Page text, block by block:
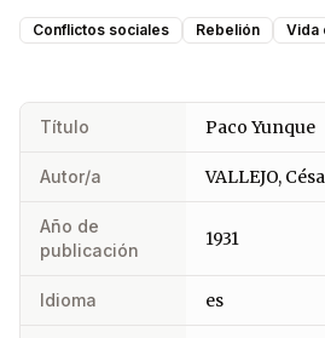
Conflictos sociales Rebelión Vida
Título Paco Yunque
Autor/a VALLEJO,
Año de
publicación
1931
Idioma es